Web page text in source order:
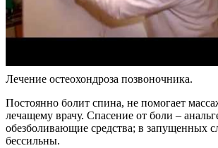
Лечение остеохондроза позвоночника.
Постоянно болит спина, не помогает
лечащему врачу. Спасение от боли –
обезболивающие средства; в запущенных
бессильны.